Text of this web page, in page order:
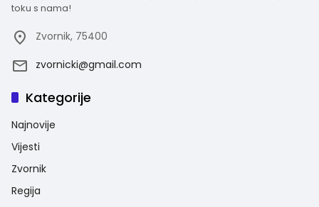
toku s nama!
Zvornik, 75400
zvornicki@gmail.com
Kategorije
Najnovije
Vijesti
Zvornik
Regija